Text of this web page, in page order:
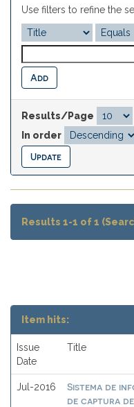
Use filters to refine the
Results/Page
In order
Results 1-1 of 1
Item hits:
Issue
Date
Title
Jul-2016
Sistema de
de captura